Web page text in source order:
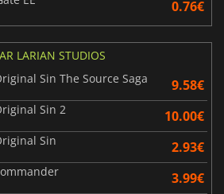
0.76€
LARIAN STUDIOS
Sin The Source Saga
9.58€
Sin 2 10.00€
Sin 2.93€
3.99€